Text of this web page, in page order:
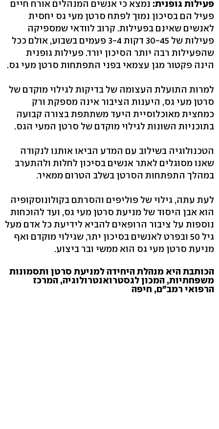
פעילות גופנית: נמצא כי אנשים המנהלים אורח חיים
פעיל הם בסיכון נמוך לפתח סרטן מעי גס יחסית
לאנשים שאינם בפעילות. קרוב לוודאי שמספיקה
פעילות של 30-45 דקות 3-4 פעמים בשבוע, אולם ככל
שהפעילות רבה יותר הסיכון יורד. פעילות גופנית
הינה פקטור מגן עצמאי בפני התפתחות סרטן מעי גס.
למרות התועלת העצומה של בדיקות לגילוי מוקדם של
סרטן מעי גס, היענות הציבור אינה מספקת ורק
כמחצית מאוכלוסיית היעד משתתפת בצורה קבועה
בתוכניות השונות לגילוי מוקדם של סרטן המעי הגס.
הטכנולוגיה בשילוב עם המדע הביאו אותנו לנקודה
שאנו מסוגלים לאתר אנשים בסיכון לחלות ולהתערב
במהלך התפתחות הסרטן בשלב הטרום ממאיר.
לעת עתה, גילוי של פוליפים והסרתם בקולונוסקופיה
הוא אבן היסוד של מניעת סרטן מעי גס, ועד להוכחות
נוספות על ציבור הרופאים להביא לידיעת כל אדם מעל
גיל 50 ובפרט לאנשים בסיכון יתר, שגילוי מוקדם ואף
מניעת סרטן מעי גס הוא ממשי ובר ביצוע.
הכותבת היא מנהלת היחידה למניעת סרטן ותסמונות
משפחתיות, המכון לגסטרואנטרולוגיה, המרכז
הרפואי רמב"ם, חיפה